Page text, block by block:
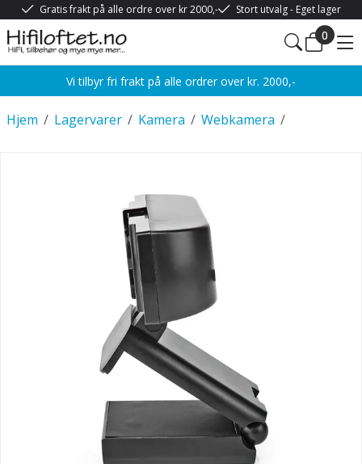
Gratis frakt på alle ordre over kr 2000,- Stort utvalg - Eget lager
0
Vi tilbyr fri frakt på alle ordrer over kr. 2000,-
/
Hjem /
Lagervarer /
Kamera /
Webkamera